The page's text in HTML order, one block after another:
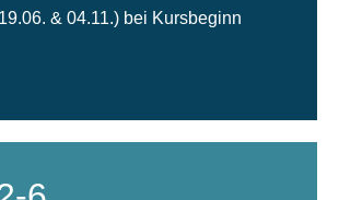
& 04.11.) bei Kursbeginn